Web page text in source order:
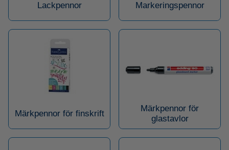
Lackpennor Markeringspennor
Märkpennor för finskrift
Märkpennor för
glastavlor